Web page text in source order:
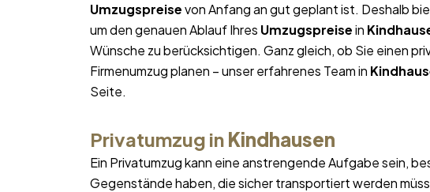
Umzugspreisevon Anfang an gut geplant ist. Deshalb
um den genauen Ablauf Ihres Umzugspreisein
Wünsche zu berücksichtigen. Ganz gleich, ob Sie einen
Firmenumzug planen – unser erfahrenes Team in
Seite.
Privatumzug in Kindhausen
Ein Privatumzug kann eine anstrengende Aufgabe sein,
Gegenstände haben, die sicher transportiert werden